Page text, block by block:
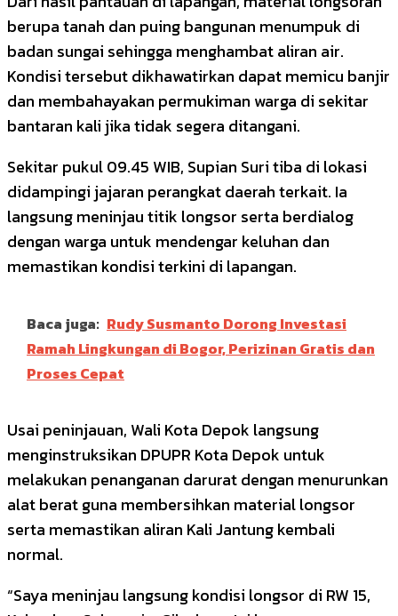
berupa tanah dan puing bangunan menumpuk di
badan sungai sehingga menghambat aliran air.
Kondisi tersebut dikhawatirkan dapat memicu banjir
dan membahayakan permukiman warga di sekitar
bantaran kali jika tidak segera ditangani.
Sekitar pukul 09.45 WIB, Supian Suri tiba di lokasi
didampingi jajaran perangkat daerah terkait. Ia
langsung meninjau titik longsor serta berdialog
dengan warga untuk mendengar keluhan dan
memastikan kondisi terkini di lapangan.
Baca juga: Rudy Susmanto Dorong Investasi
Ramah Lingkungan di Bogor, Perizinan Gratis dan
Proses Cepat
Usai peninjauan, Wali Kota Depok langsung
menginstruksikan DPUPR Kota Depok untuk
melakukan penanganan darurat dengan menurunkan
alat berat guna membersihkan material longsor
serta memastikan aliran Kali Jantung kembali
normal.
“Saya meninjau langsung kondisi longsor di RW 15,